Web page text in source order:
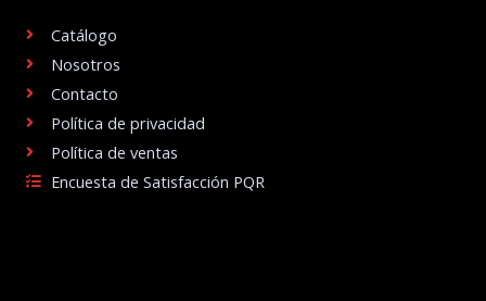
Catálogo
Nosotros
Contacto
Política de privacidad
Política de ventas
Encuesta de Satisfacción PQR